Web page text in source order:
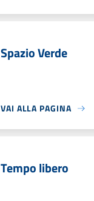
Spazio Verde
VAI ALLA PAGINA
Tempo libero